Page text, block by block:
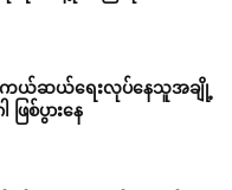
ကယ်ဆယ်ရေးလုပ်နေသူအချို့
ဖြစ်ပွားနေ